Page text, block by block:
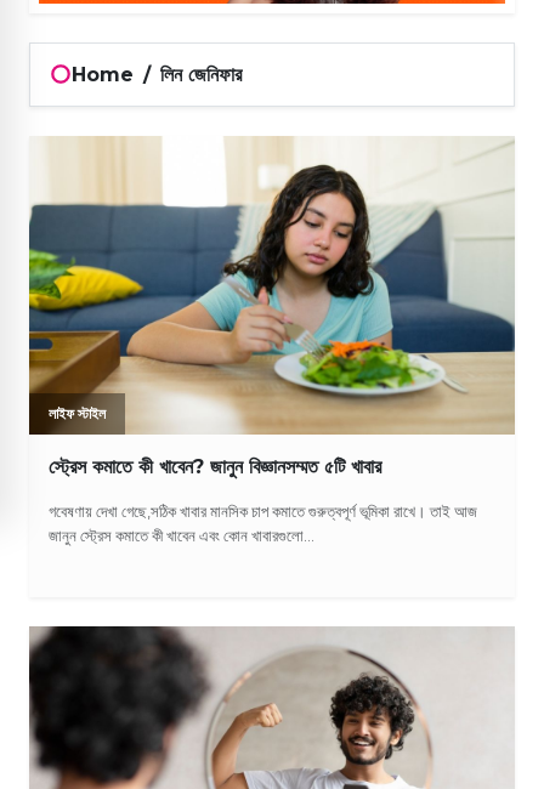
Home / লিন জেনিফার
লাইফ স্টাইল
স্ট্রেস কমাতে কী খাবেন? জানুন বিজ্ঞানসম্মত ৫টি খাবার
গবেষণায় দেখা গেছে,সঠিক খাবার মানসিক চাপ কমাতে গুরুত্বপূর্ণ ভূমিকা রাখে। তাই আজ
জানুন স্ট্রেস কমাতে কী খাবেন এবং কোন খাবারগুলো...